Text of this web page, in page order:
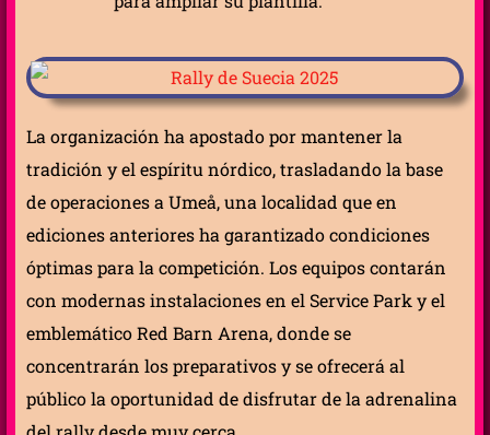
La organización ha apostado por mantener la
tradición y el espíritu nórdico, trasladando la base
de operaciones a Umeå, una localidad que en
ediciones anteriores ha garantizado condiciones
óptimas para la competición. Los equipos contarán
con modernas instalaciones en el Service Park y el
emblemático Red Barn Arena, donde se
concentrarán los preparativos y se ofrecerá al
público la oportunidad de disfrutar de la adrenalina